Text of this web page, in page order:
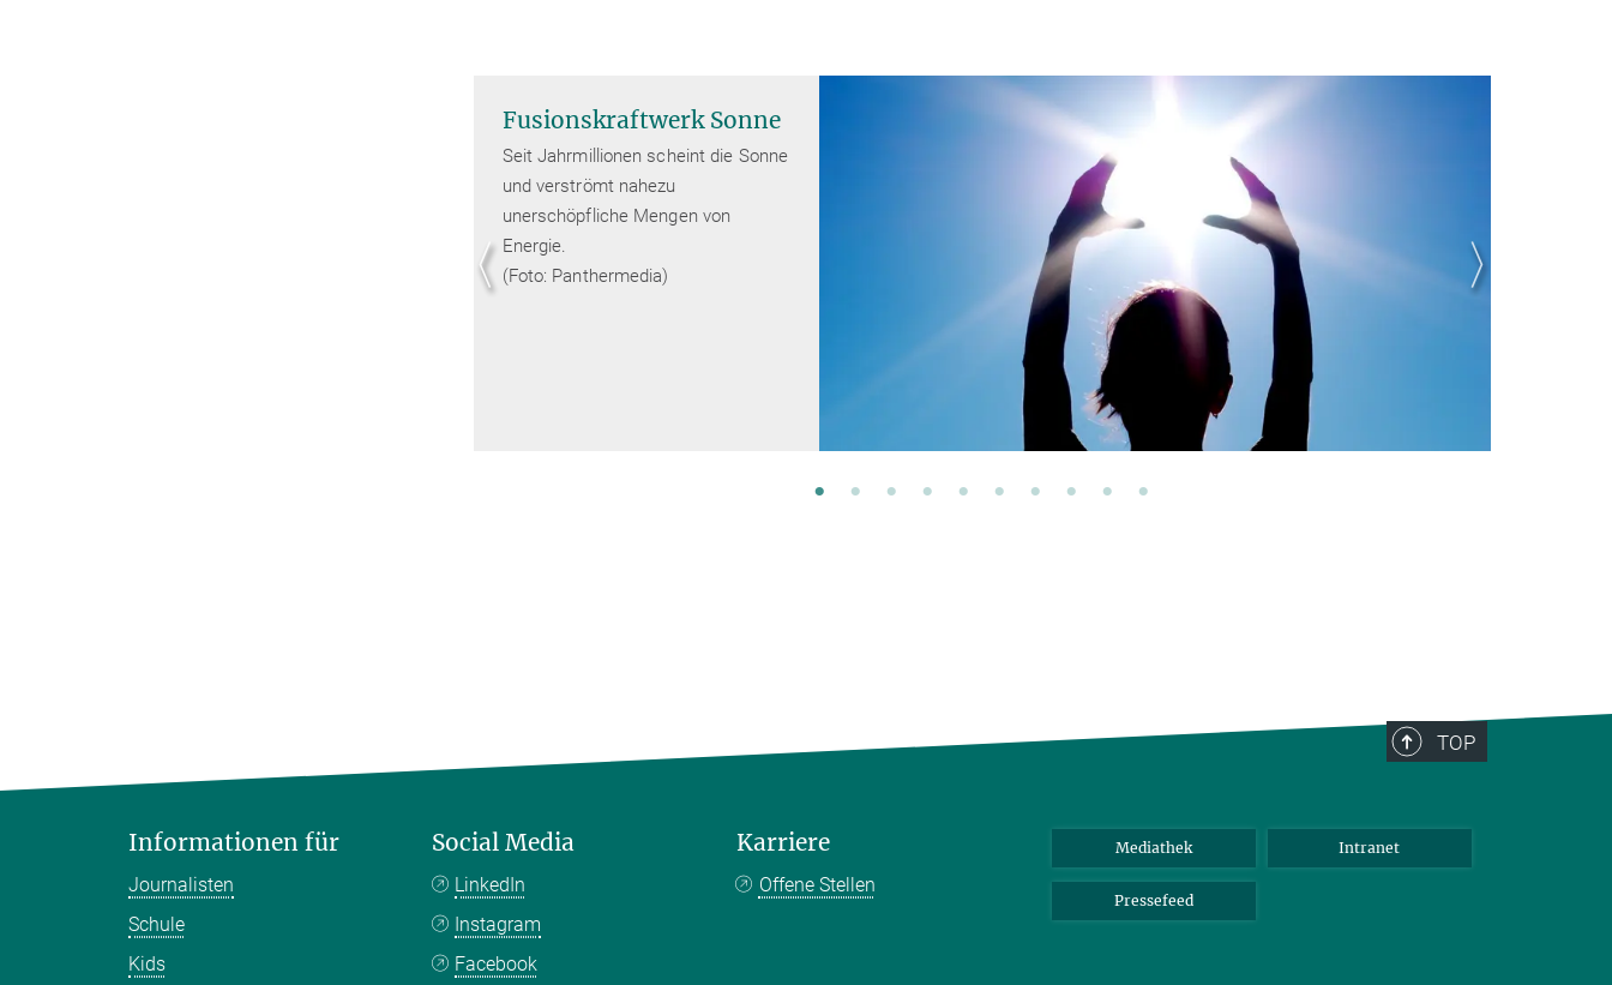
Fusionskraftwerk Sonne
Seit Jahrmillionen scheint die Sonne
und verströmt nahezu
unerschöpfliche Mengen von
Energie.
(Foto: Panthermedia)
TOP
Informationen für
Journalisten
Schule
Kids
Social Media
LinkedIn
Instagram
Facebook
Karriere
Offene Stellen
Mediathek Intranet
Pressefeed